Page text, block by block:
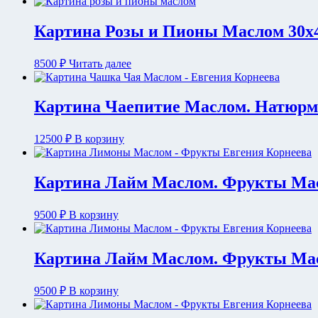
Картина Розы и Пионы Маслом
8500 ₽ Читать далее
Картина Чаепитие Маслом.
12500 ₽ В корзину
Картина Лайм Маслом. Фрукты
9500 ₽ В корзину
Картина Лайм Маслом. Фрукты
9500 ₽ В корзину